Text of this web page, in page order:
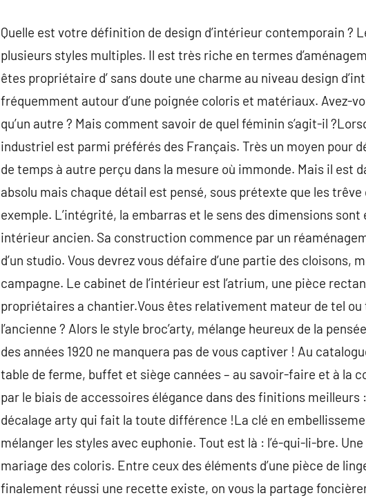
Quelle est votre définition de design d’intérieur contemporain ?
plusieurs styles multiples. Il est très riche en termes
êtes propriétaire d’ sans doute une charme au niveau design
fréquemment autour d’une poignée coloris et matériaux. Avez-
qu’un autre ? Mais comment savoir de quel féminin s’agit-il
industriel est parmi préférés des Français. Très un moyen pour
de temps à autre perçu dans la mesure où immonde. Mais il est
absolu mais chaque détail est pensé, sous prétexte que les trêve
exemple. L’intégrité, la embarras et le sens des dimensions sont
intérieur ancien. Sa construction commence par un
d’un studio. Vous devrez vous défaire d’une partie des cloisons,
campagne. Le cabinet de l’intérieur est l’atrium, une pièce
propriétaires a chantier.Vous êtes relativement mateur de tel
l’ancienne ? Alors le style broc’arty, mélange heureux de la
des années 1920 ne manquera pas de vous captiver ! Au
table de ferme, buffet et siège cannées – au savoir-faire et à la
par le biais de accessoires élégance dans des finitions meilleurs
décalage arty qui fait la toute différence !La clé en
mélanger les styles avec euphonie. Tout est là : l’é-qui-li-bre.
mariage des coloris. Entre ceux des éléments d’une pièce de
finalement réussi une recette existe, on vous la partage